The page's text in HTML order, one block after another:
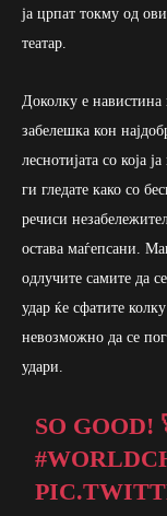
ја црпат токму од
театар.
Доколку е навистина
забелешка кон
леснотијата со која
ги гледате како со
речиси
остава маѓепсани.
одлучите самите да
удар ќе сфатите
невозможно да се
удари.
SO GOOD!